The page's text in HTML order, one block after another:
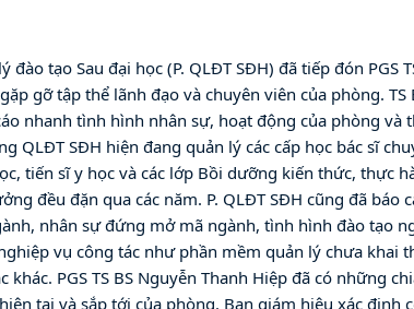
tạo Sau đại học (P. QLĐT SĐH) đã tiếp đón PGS
gỡ tập thể lãnh đạo và chuyên viên của phòng. TS
nhanh tình hình nhân sự, hoạt động của phòng và
QLĐT SĐH hiện đang quản lý các cấp học bác sĩ
tiến sĩ y học và các lớp Bồi dưỡng kiến thức, thực
đều đặn qua các năm. P. QLĐT SĐH cũng đã báo
nhân sự đứng mở mã ngành, tình hình đào tạo
vụ công tác như phần mềm quản lý chưa khai
PGS TS BS Nguyễn Thanh Hiệp đã có những
tại và sắp tới của phòng. Ban giám hiệu xác định